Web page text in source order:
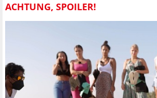
ACHTUNG, SPOILER!